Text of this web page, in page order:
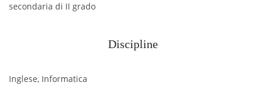
secondaria di II grado
Discipline
Inglese, Informatica